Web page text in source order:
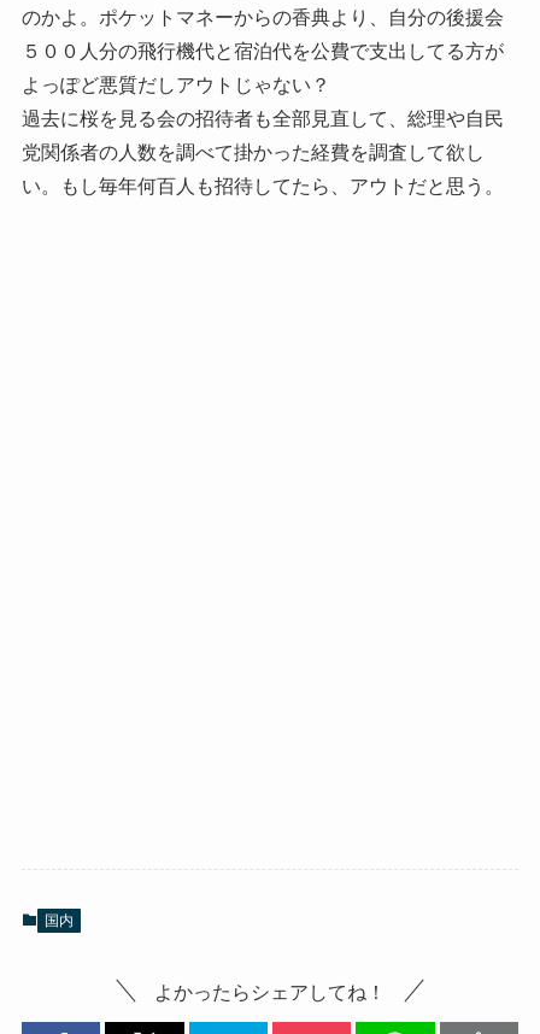
のかよ。ポケットマネーからの香典より、自分の後援会
５００人分の飛行機代と宿泊代を公費で支出してる方が
よっぽど悪質だしアウトじゃない？
過去に桜を見る会の招待者も全部見直して、総理や自民
党関係者の人数を調べて掛かった経費を調査して欲し
い。もし毎年何百人も招待してたら、アウトだと思う。
国内
よかったらシェアしてね！